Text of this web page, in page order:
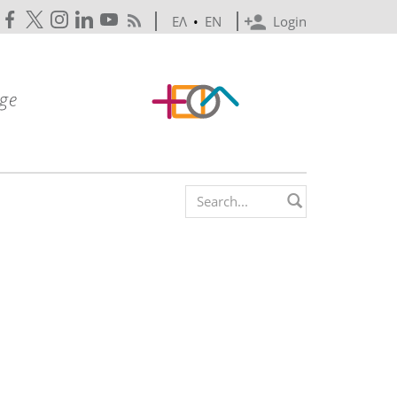
Login
ΕΛ • EN
Search form